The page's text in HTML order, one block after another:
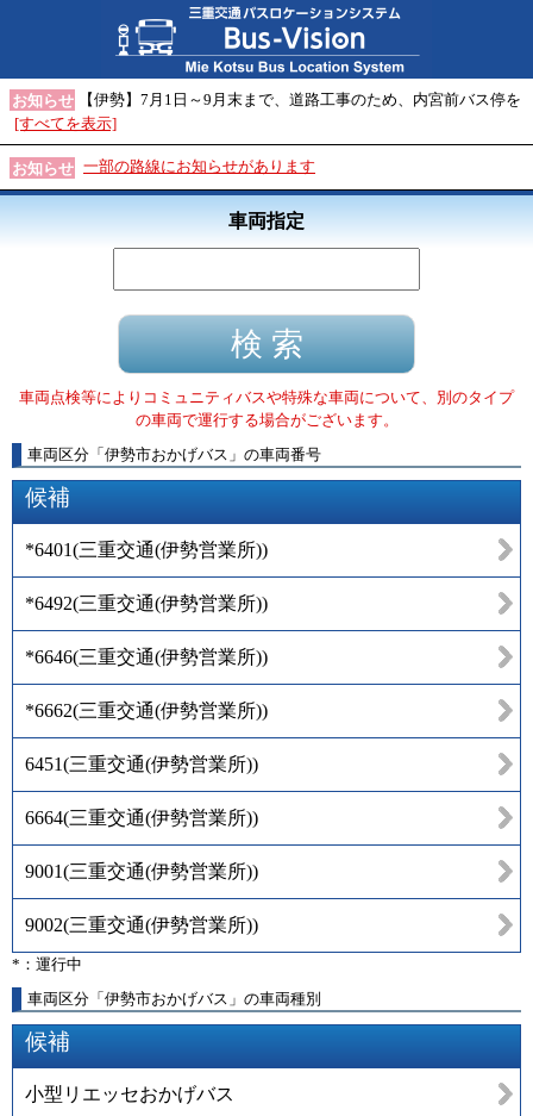
お知らせ
【伊勢】7月1日～9月末まで、道路工事のため、内宮前バス停を
[すべてを表示]
お知らせ 一部の路線にお知らせがあります
車両指定
車両点検等によりコミュニティバスや特殊な車両について、別のタイプ
の車両で運行する場合がございます。
車両区分 「 伊勢市おかげバス 」 の車両番号
候補
*6401(三重交通(伊勢営業所))
*6492(三重交通(伊勢営業所))
*6646(三重交通(伊勢営業所))
*6662(三重交通(伊勢営業所))
6451(三重交通(伊勢営業所))
6664(三重交通(伊勢営業所))
9001(三重交通(伊勢営業所))
9002(三重交通(伊勢営業所))
*：運行中
車両区分「伊勢市おかげバス」の車両種別
候補
小型リエッセおかげバス